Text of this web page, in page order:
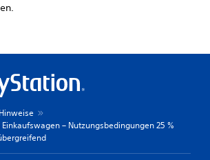
– Nutzungsbedingungen 25 %